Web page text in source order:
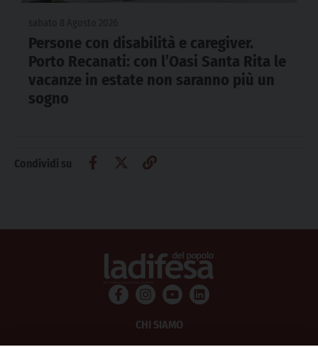
Persone con disabilità e caregiver.
Porto Recanati: con l’Oasi Santa Rita le
vacanze in estate non saranno più un
sogno
Condividi su
CHI SIAMO